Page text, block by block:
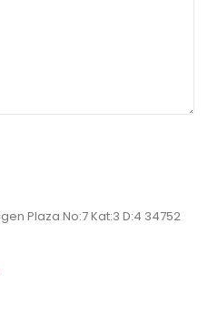
Plaza No:7 Kat:3 D:4 34752